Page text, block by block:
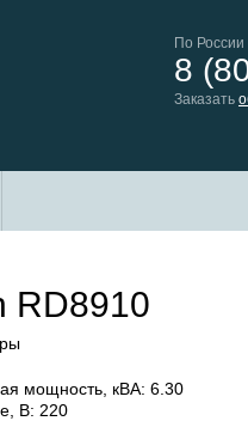
По России
8
Заказать
RD8910
мощность, кВА: 6.30
В: 220